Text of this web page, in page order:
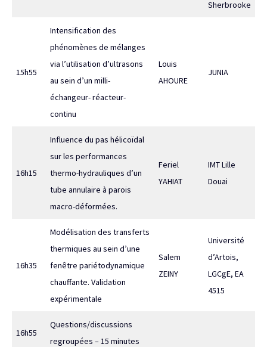
Sherbrooke
15h55
Intensification des
phénomènes de mélanges
via l’utilisation d’ultrasons
au sein d’un milli-
échangeur- réacteur-
continu
Louis
AHOURE
JUNIA
16h15
Influence du pas hélicoïdal
sur les performances
thermo-hydrauliques d’un
tube annulaire à parois
macro-déformées.
Feriel
YAHIAT
IMT Lille
Douai
16h35
Modélisation des transferts
thermiques au sein d’une
fenêtre pariétodynamique
chauffante. Validation
expérimentale
Salem
ZEINY
Université
d’Artois,
LGCgE, EA
4515
16h55
Questions/discussions
regroupées – 15 minutes